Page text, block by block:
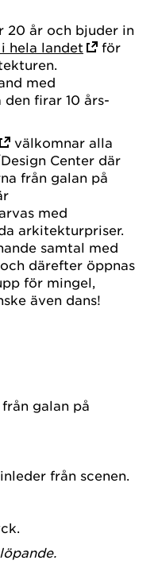
20 år och bjuder in
hela landet
för
med
firar 10 års-
välkomnar alla
Center där
från galan på
med
arkitekturpriser.
samtal med
därefter öppnas
för mingel,
även dans!
galan på
från scenen.